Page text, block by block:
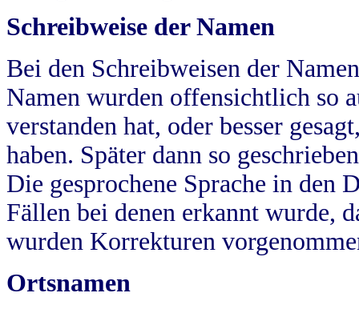
Schreibweise der Namen
Bei den Schreibweisen der
Namen wurden offensichtlich so
verstanden hat, oder besser
haben. Später dann so
Die gesprochene Sprache in
Fällen bei denen erkannt wurde,
wurden Korrekturen
Ortsnamen